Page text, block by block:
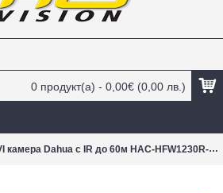
0 продукт(а) - 0,00€ (0,00 лв.)
Dahua с IR до 60м HAC-HFW1230R-Z-IRE6